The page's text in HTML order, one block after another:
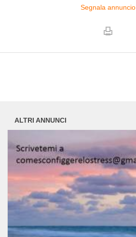
Segnala annuncio
ALTRI ANNUNCI